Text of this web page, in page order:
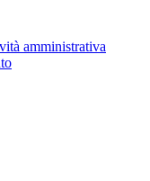
amministrativa